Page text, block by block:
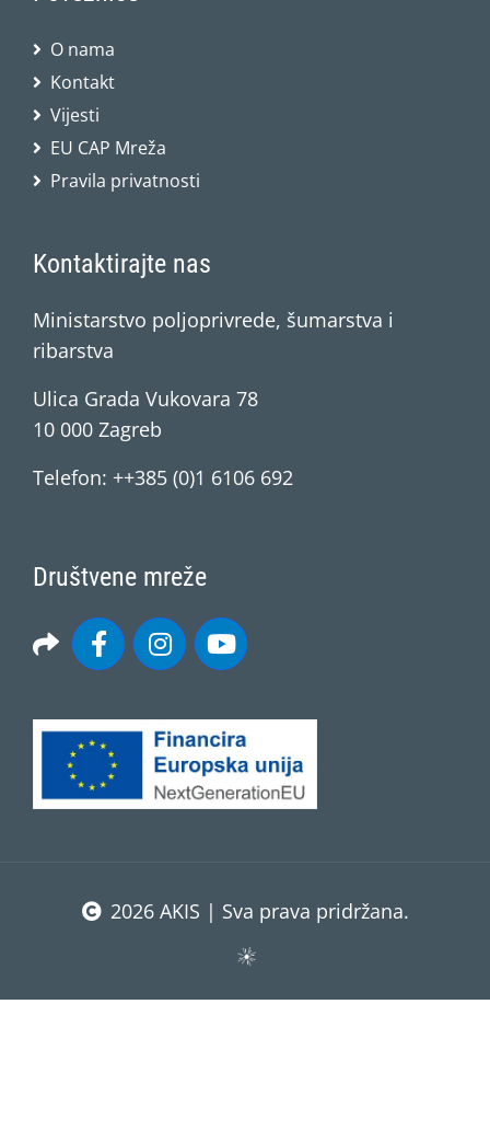
O nama
Kontakt
Vijesti
EU CAP Mreža
Pravila privatnosti
Kontaktirajte nas
Ministarstvo poljoprivrede, šumarstva i
ribarstva
Ulica Grada Vukovara 78
10 000 Zagreb
Telefon: ++385 (0)1 6106 692
Društvene mreže
2026 AKIS | Sva prava pridržana.